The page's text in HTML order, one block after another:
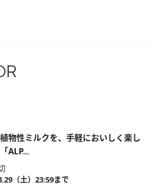
物性ミルクを、手軽においしく楽し
ALP...
（土）23:59まで